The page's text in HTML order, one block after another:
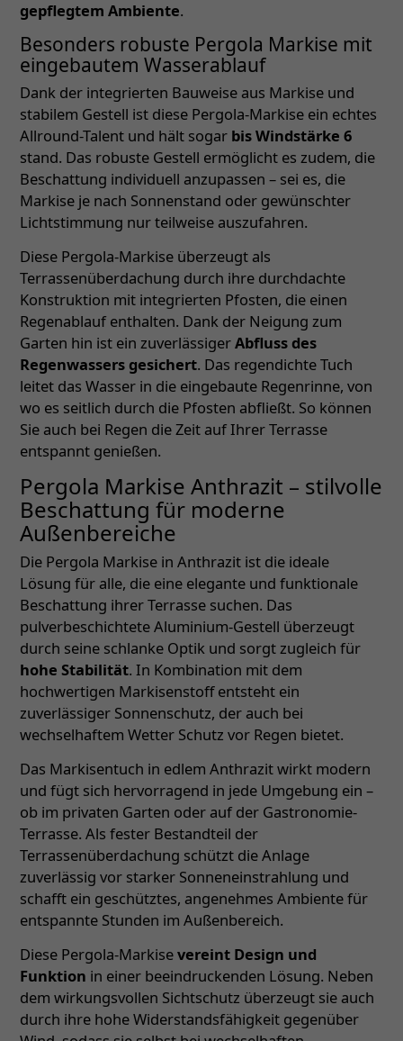
gepflegtem Ambiente.
Besonders robuste Pergola Markise mit
eingebautem Wasserablauf
Dank der integrierten Bauweise aus Markise und
stabilem Gestell ist diese Pergola-Markise ein echtes
Allround-Talent und hält sogar bis Windstärke 6
stand. Das robuste Gestell ermöglicht es zudem, die
Beschattung individuell anzupassen – sei es, die
Markise je nach Sonnenstand oder gewünschter
Lichtstimmung nur teilweise auszufahren.
Diese Pergola-Markise überzeugt als
Terrassenüberdachung durch ihre durchdachte
Konstruktion mit integrierten Pfosten, die einen
Regenablauf enthalten. Dank der Neigung zum
Garten hin ist ein zuverlässigerAbfluss des
Regenwassers gesichert. Das regendichte Tuch
leitet das Wasser in die eingebaute Regenrinne, von
wo es seitlich durch die Pfosten abfließt. So können
Sie auch bei Regen die Zeit auf Ihrer Terrasse
entspannt genießen.
Pergola Markise Anthrazit – stilvolle
Beschattung für moderne
Außenbereiche
Die Pergola Markise in Anthrazit ist die ideale
Lösung für alle, die eine elegante und funktionale
Beschattung ihrer Terrasse suchen. Das
pulverbeschichtete Aluminium-Gestell überzeugt
durch seine schlanke Optik und sorgt zugleich für
hohe Stabilität. In Kombination mit dem
hochwertigen Markisenstoff entsteht ein
zuverlässiger Sonnenschutz, der auch bei
wechselhaftem Wetter Schutz vor Regen bietet.
Das Markisentuch in edlem Anthrazit wirkt modern
und fügt sich hervorragend in jede Umgebung ein –
ob im privaten Garten oder auf der Gastronomie-
Terrasse. Als fester Bestandteil der
Terrassenüberdachung schützt die Anlage
zuverlässig vor starker Sonneneinstrahlung und
schafft ein geschütztes, angenehmes Ambiente für
entspannte Stunden im Außenbereich.
Diese Pergola-Markisevereint Design und
Funktion in einer beeindruckenden Lösung. Neben
dem wirkungsvollen Sichtschutz überzeugt sie auch
durch ihre hohe Widerstandsfähigkeit gegenüber